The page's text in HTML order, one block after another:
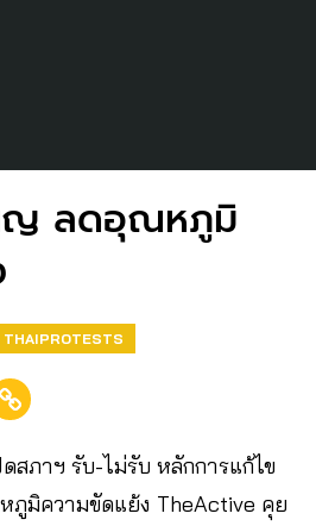
ญ​ ลดอุณหภูมิ
THAIPROTESTS
สภาฯ​ รับ-ไม่รับ​ หลักการแก้ไข
มิความขัดแย้ง​ The​Active​ คุย